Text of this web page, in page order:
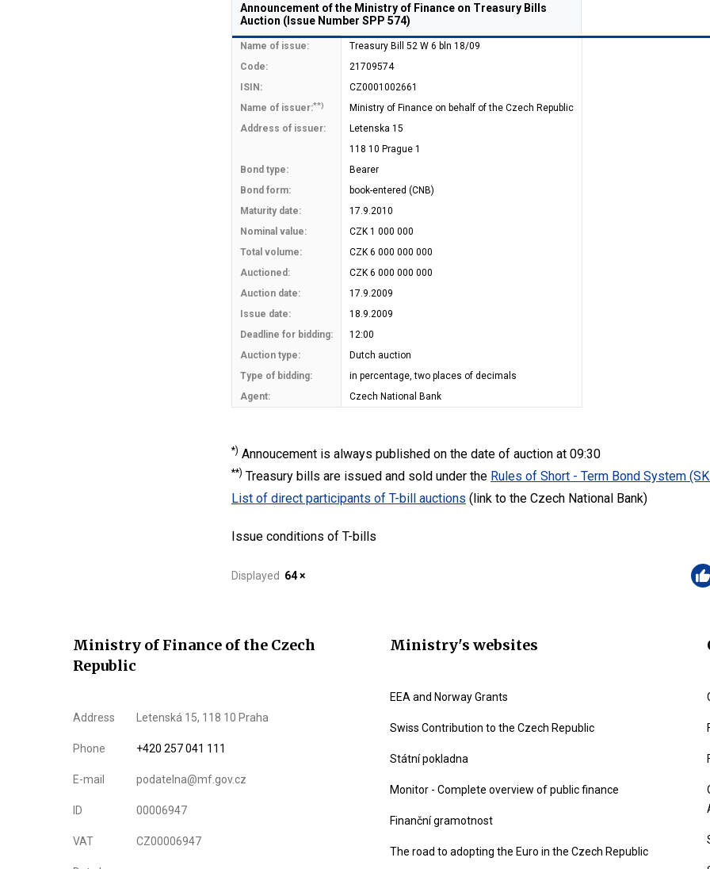
Announcement of the Ministry of Finance on Treasury Bills
Auction (Issue Number SPP 574)
Name of issue:
Treasury Bill 52 W 6 bln 18/09
Code:
21709574
ISIN:
CZ0001002661
Name of issuer:**)
Ministry of Finance on behalf of the Czech Republic
Address of issuer:
Letenska 15
118 10 Prague 1
Bond type:
Bearer
Bond form:
book-entered (CNB)
Maturity date:
17.9.2010
Nominal value:
CZK 1 000 000
Total volume:
CZK 6 000 000 000
Auctioned:
CZK 6 000 000 000
Auction date:
17.9.2009
Issue date:
18.9.2009
Deadline for bidding:
12:00
Auction type:
Dutch auction
Type of bidding:
in percentage, two places of decimals
Agent:
Czech National Bank
*) Annoucement is always published on the date of auction at 09:30
**) Treasury bills are issued and sold under the Rules of Short - Term Bond System
List of direct participants of T-bill auctions (link to the Czech National Bank)
Issue conditions of T-bills
Displayed 64 ×
Ministry of Finance of the Czech
Republic
Address Letenská 15, 118 10 Praha
Phone +420 257 041 111
E-mail podatelna@mf.gov.cz
ID 00006947
VAT CZ00006947
Ministry's websites
EEA and Norway Grants
Swiss Contribution to the Czech Republic
Státní pokladna
Monitor - Complete overview of public finance
Finanční gramotnost
The road to adopting the Euro in the Czech Republic